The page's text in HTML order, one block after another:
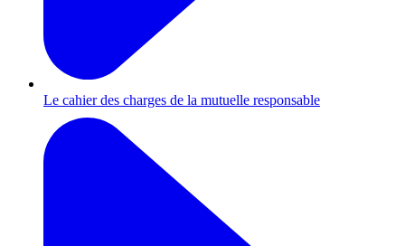
Le cahier des charges de la mutuelle responsable